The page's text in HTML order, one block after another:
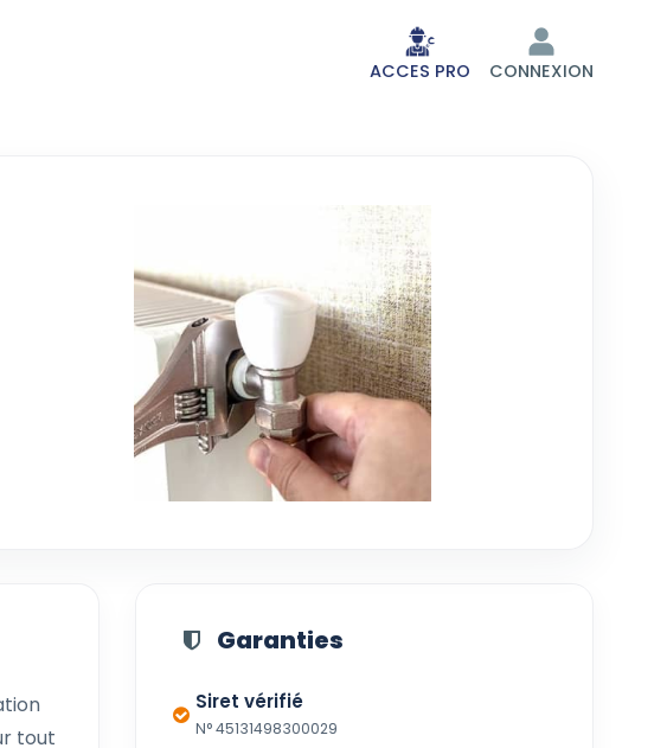
ACCES PRO CONNEXION
tout
Garanties
Siret vérifié
N° 45131498300029